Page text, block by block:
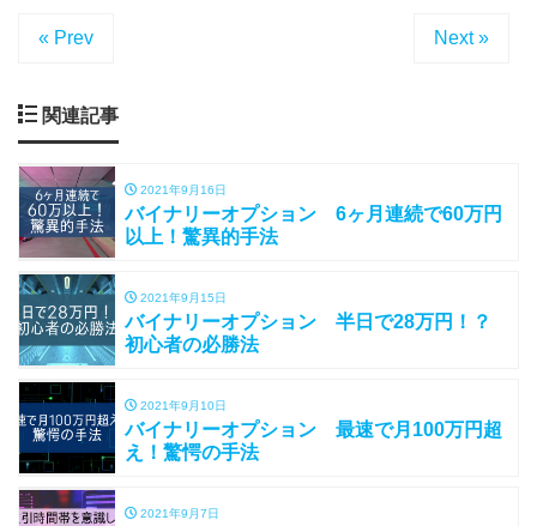
« Prev Next »
関連記事
2021年9月16日
バイナリーオプション 6ヶ月連続で60万円
以上！驚異的手法
2021年9月15日
バイナリーオプション 半日で28万円！？
初心者の必勝法
2021年9月10日
バイナリーオプション 最速で月100万円超
え！驚愕の手法
2021年9月7日